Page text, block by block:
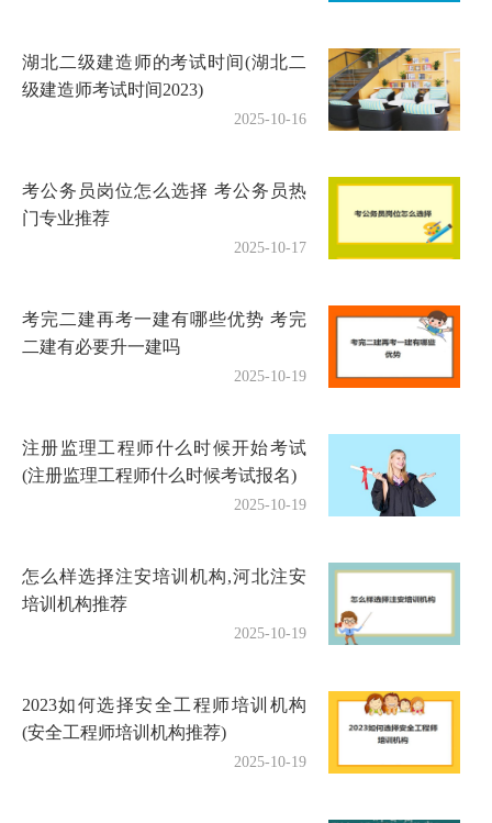
湖北二级建造师的考试时间(湖北二
级建造师考试时间2023)
2025-10-16
考公务员岗位怎么选择 考公务员热
门专业推荐
2025-10-17
考完二建再考一建有哪些优势 考完
二建有必要升一建吗
2025-10-19
注册监理工程师什么时候开始考试
(注册监理工程师什么时候考试报名)
2025-10-19
怎么样选择注安培训机构,河北注安
培训机构推荐
2025-10-19
2023如何选择安全工程师培训机构
(安全工程师培训机构推荐)
2025-10-19